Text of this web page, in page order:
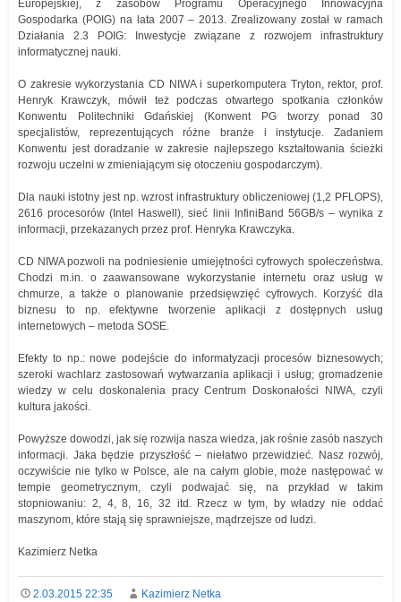
Europejskiej, z zasobów Programu Operacyjnego Innowacyjna
Gospodarka (POIG) na lata 2007 – 2013. Zrealizowany został w ramach
Działania 2.3 POIG: Inwestycje związane z rozwojem infrastruktury
informatycznej nauki.
O zakresie wykorzystania CD NIWA i superkomputera Tryton, rektor, prof.
Henryk Krawczyk, mówił też podczas otwartego spotkania członków
Konwentu Politechniki Gdańskiej (Konwent PG tworzy ponad 30
specjalistów, reprezentujących różne branże i instytucje. Zadaniem
Konwentu jest doradzanie w zakresie najlepszego kształtowania ścieżki
rozwoju uczelni w zmieniającym się otoczeniu gospodarczym).
Dla nauki istotny jest np. wzrost infrastruktury obliczeniowej (1,2 PFLOPS),
2616 procesorów (Intel Haswell), sieć linii InfiniBand 56GB/s – wynika z
informacji, przekazanych przez prof. Henryka Krawczyka.
CD NIWA pozwoli na podniesienie umiejętności cyfrowych społeczeństwa.
Chodzi m.in. o zaawansowane wykorzystanie internetu oraz usług w
chmurze, a także o planowanie przedsięwzięć cyfrowych. Korzyść dla
biznesu to np. efektywne tworzenie aplikacji z dostępnych usług
internetowych – metoda SOSE.
Efekty to np.: nowe podejście do informatyzacji procesów biznesowych;
szeroki wachlarz zastosowań wytwarzania aplikacji i usług; gromadzenie
wiedzy w celu doskonalenia pracy Centrum Doskonałości NIWA, czyli
kultura jakości.
Powyższe dowodzi, jak się rozwija nasza wiedza, jak rośnie zasób naszych
informacji. Jaka będzie przyszłość – niełatwo przewidzieć. Nasz rozwój,
oczywiście nie tylko w Polsce, ale na całym globie, może następować w
tempie geometrycznym, czyli podwajać się, na przykład w takim
stopniowaniu: 2, 4, 8, 16, 32 itd. Rzecz w tym, by władzy nie oddać
maszynom, które stają się sprawniejsze, mądrzejsze od ludzi.
Kazimierz Netka
2.03.2015 22:35
Kazimierz Netka